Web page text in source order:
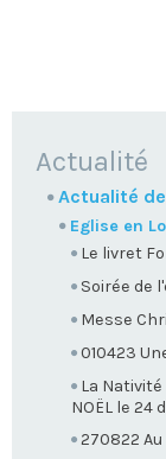
Actualité
Actualité
Eglise en
Le livret
Soirée de
Messe
010423
La
NOËL le 24
270822